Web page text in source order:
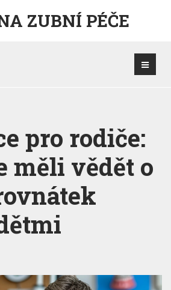
ZUBNÍ PÉČE
pro rodiče:
měli vědět o